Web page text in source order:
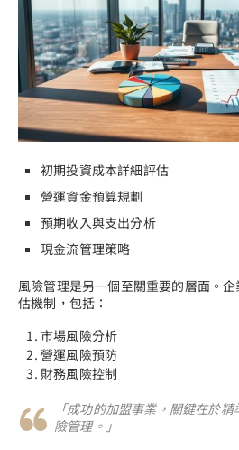
初期投資成本詳細評估
營運資金預算規劃
預期收入與支出分析
現金流管理策略
風險管理是另一個至關重要的層面。
估機制，包括：
市場風險分析
營運風險預防
財務風險控制
「成功的加盟事業，關鍵在於
險管理。」